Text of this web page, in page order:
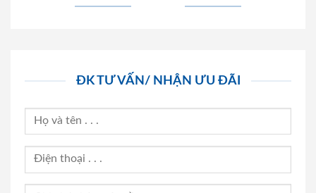
ĐK TƯ VẤN/ NHẬN ƯU ĐÃI